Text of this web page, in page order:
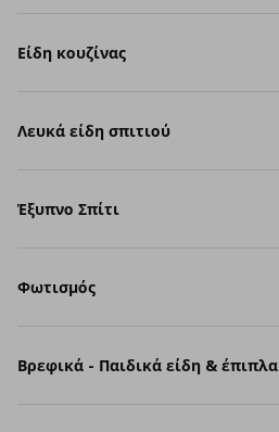
Είδη κουζίνας
Λευκά είδη σπιτιού
Έξυπνο Σπίτι
Φωτισμός
Βρεφικά - Παιδικά είδη & έπιπλα